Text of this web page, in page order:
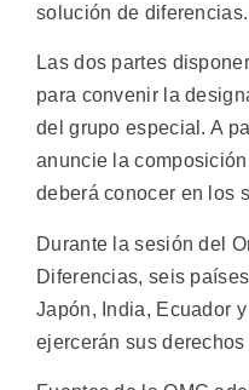
solución de diferencias.
Las dos partes
para convenir la
del grupo especial. A
anuncie la
deberá conocer en los
Durante la sesión del
Diferencias, seis
Japón, India, Ecuador
ejercerán sus